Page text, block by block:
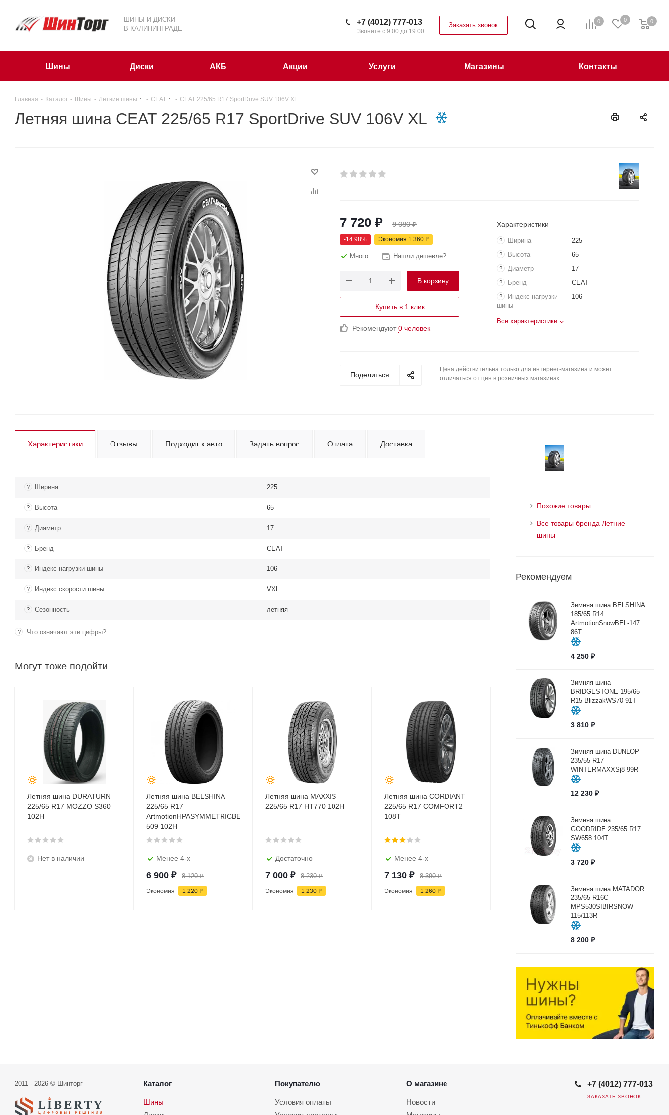
ШИНЫ И ДИСКИ
В КАЛИНИНГРАДЕ
0 0 0
+7 (4012) 777-013
Звоните с 9:00 до 19:00
Заказать звонок
Шины Диски АКБ Акции Услуги Магазины Контакты
Главная - Каталог - Шины - Летние шины - CEAT - CEAT 225/65 R17 SportDrive SUV 106V XL
Летняя шина CEAT 225/65 R17 SportDrive SUV 106V XL
7 720 ₽ 9 080₽
-14.98% Экономия 1 360 ₽
Много Нашли дешевле?
В корзину
Купить в 1 клик
Рекомендуют0 человек
Характеристики
? Ширина 225
? Высота 65
? Диаметр 17
? Бренд CEAT
?
Индекс нагрузки
шины
106
Все характеристики
Поделиться
Цена действительна только для интернет-магазина и может
отличаться от цен в розничных магазинах
Характеристики Отзывы Подходит к авто Задать вопрос Оплата Доставка
? Ширина 225
? Высота 65
? Диаметр 17
? Бренд CEAT
? Индекс нагрузки шины 106
? Индекс скорости шины VXL
? Сезонность летняя
? Что означают эти цифры?
Могут тоже подойти
Летняя шина DURATURN
225/65 R17 MOZZO S360
102H
Нет в наличии
Летняя шина BELSHINA
225/65 R17
ArtmotionHPASYMMETRICBEL-
509 102H
Менее 4-х
6 900 ₽ 8 120₽
Экономия 1 220 ₽
Летняя шина MAXXIS
225/65 R17 HT770 102H
Достаточно
7 000 ₽ 8 230₽
Экономия 1 230 ₽
Летняя шина CORDIANT
225/65 R17 COMFORT2
108T
Менее 4-х
7 130 ₽ 8 390₽
Экономия 1 260 ₽
Похожие товары
Все товары бренда Летние
шины
Рекомендуем
Зимняя шина BELSHINA
185/65 R14
ArtmotionSnowBEL-147
86T
4 250₽
Зимняя шина
BRIDGESTONE 195/65
R15 BlizzakWS70 91T
3 810₽
Зимняя шина DUNLOP
235/55 R17
WINTERMAXXSj8 99R
12 230₽
Зимняя шина
GOODRIDE 235/65 R17
SW658 104Т
3 720₽
Зимняя шина MATADOR
235/65 R16C
MPS530SIBIRSNOW
115/113R
8 200₽
2011 - 2026 © Шинторг Каталог
Шины
Покупателю
Условия оплаты
О магазине
Новости
+7 (4012) 777-013
ЗАКАЗАТЬ ЗВОНОК